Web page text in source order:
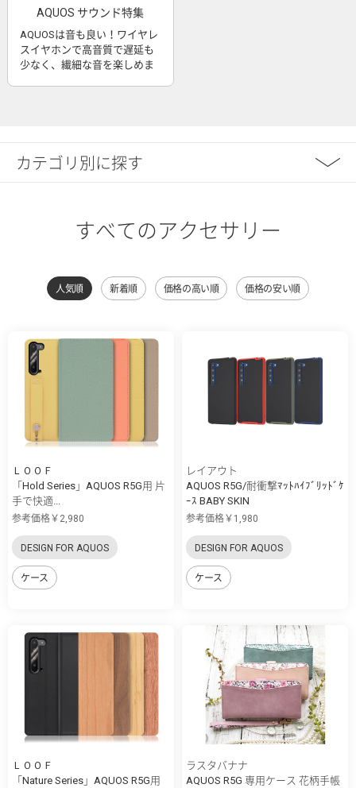
AQUOS サウンド特集
AQUOSは音も良い！ワイヤレ
スイヤホンで高音質で遅延も
少なく、繊細な音を楽しめま
カテゴリ別に探す
すべてのアクセサリー
人気順 新着順 価格の高い順 価格の安い順
ＬＯＯＦ
「Hold Series」AQUOS R5G用 片
手で快適...
参考価格￥2,980
DESIGN FOR AQUOS
ケース
レイアウト
AQUOS R5G/耐衝撃ﾏｯﾄﾊｲﾌﾞﾘｯﾄﾞｹ
ｰｽ BABY SKIN
参考価格￥1,980
DESIGN FOR AQUOS
ケース
ＬＯＯＦ
「Nature Series」AQUOS R5G用
ラスタバナナ
AQUOS R5G 専用ケース 花柄手帳